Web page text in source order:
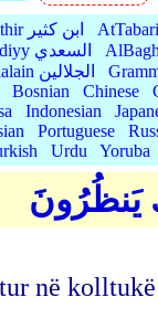
IbnKathir ابن كثير
AsSaadiyy السعدي
AlJalalain الجلالين
Bosnian Chinese
Indonesian
Portuguese
Urdu Yoruba
يَنظُرُونَ
në